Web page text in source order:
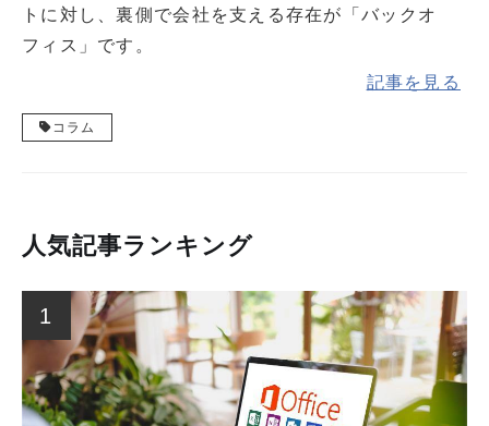
トに対し、裏側で会社を支える存在が「バックオ
フィス」です。
記事を見る
コラム
人気記事ランキング
1